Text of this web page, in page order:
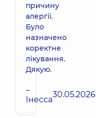
причину
алергії.
Було
назначено
коректне
лікування.
Дякую.
–
Інесса30.05.2026